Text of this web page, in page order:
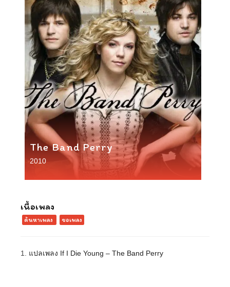
The Band Perry
2010
เนื้อเพลง
ค้นหาเพลง ขอเพลง
1. แปลเพลง If I Die Young – The Band Perry